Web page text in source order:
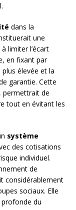
dans la
une
limiter l’écart
en fixant par
élevée et la
garantie. Cette
permettrait de
tout en évitant les
système
des cotisations
individuel.
de
considérablement
sociaux. Elle
du